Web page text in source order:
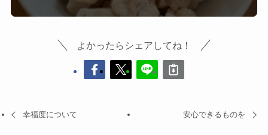
よかったらシェアしてね！
幸福度について 安心できるものを